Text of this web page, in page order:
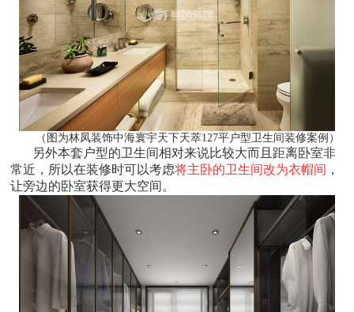
（图为林凤装饰中海寰宇天下天萃127平户型卫生间装修案例）
另外本套户型的卫生间相对来说比较大而且距离卧室非
常近，所以在装修时可以考虑将主卧的卫生间改为衣帽间 ，
让旁边的卧室获得更大空间。